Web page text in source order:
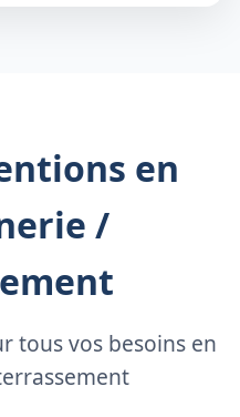
en
/
tous vos besoins en